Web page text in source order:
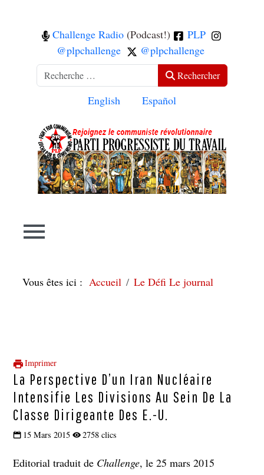
Challenge Radio (Podcast!)
PLP
@plpchallenge
@plpchallenge
Rechercher Rechercher
Sélectionnez votre langue
English Español
Vous êtes ici :Accueil Le Défi Le journal
Imprimer
La Perspective D’un Iran Nucléaire
Intensifie Les Divisions Au Sein De La
Classe Dirigeante Des E.-U.
15 Mars 2015 2758 clics
Editorial traduit de Challenge, le 25 mars 2015